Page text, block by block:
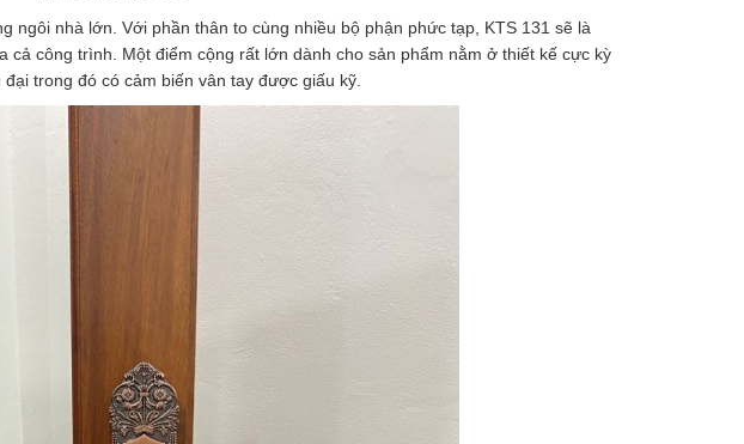
ngôi nhà lớn. Với phần thân to cùng nhiều bộ phận phức tạp, KTS 131 sẽ là
cả công trình. Một điểm cộng rất lớn dành cho sản phẩm nằm ở thiết kế cực kỳ
trong đó có cảm biến vân tay được giấu kỹ.